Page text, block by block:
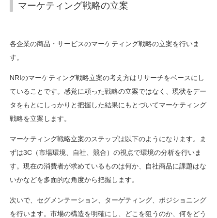
マーケティング戦略の立案
各企業の商品・サービスのマーケティング戦略の立案を行いま
す。
NRIのマーケティング戦略立案の考え方はリサーチをベースにし
ていることです。感覚に頼った戦略の立案ではなく、現状をデー
タをもとにしっかりと把握した結果にもとづいてマーケティング
戦略を立案します。
マーケティング戦略立案のステップは以下のようになります。ま
ずは3C（市場環境、自社、競合）の視点で環境の分析を行いま
す。現在の消費者が求めているものは何か、自社商品に課題はな
いかなどを多面的な角度から把握します。
次いで、セグメンテーション、ターゲティング、ポジショニング
を行います。市場の構造を明確にし、どこを狙うのか、何をどう